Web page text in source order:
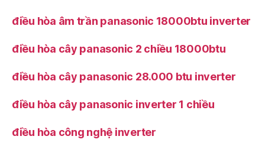
điều hòa âm trần panasonic 18000btu inverter
điều hòa cây panasonic 2 chiều 18000btu
điều hòa cây panasonic 28.000 btu inverter
điều hòa cây panasonic inverter 1 chiều
điều hòa công nghệ inverter